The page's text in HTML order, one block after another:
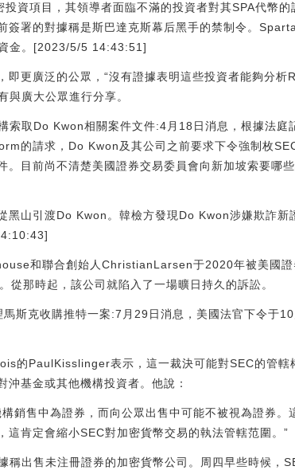
資項目，其領導者面臨不滿的投資者對其SPA代幣
簽署的對據稱是斯巴達克斯幕后黑手的禁制令。
金。[2023/5/5 14:43:51]
即更廣泛的公眾，“沒有證據表明這些投資者能夠分
與廣大公眾進行分享。
索取Do Kwon相關案件文件:4月18日消息，根據法
的請求，Do Kwon及其公司之前要求下令強制枚
。目前尚不清楚美國證券交易委員會向新加坡索要哪
黑山引渡Do Kwon。韓檢方發現Do Kwon涉嫌欺詐新
和聯合創始人ChristianLarsen于2020年被美國證
從那時起，該公司就陷入了一場曠日持久的訴訟。
斯克收購推特一案:7月29日消息，美國法官下令于
的PaulKisslinger表示，這一裁決可能對SEC的管轄
沖基金或其他機構投資者。他說：
銷售中為證券，而向公眾出售中可能不被視為證券。
這肯定會縮小SEC對加密貨幣交易的執法管轄范圍。”
稱出售未注冊證券的加密貨幣公司。周四早些時候